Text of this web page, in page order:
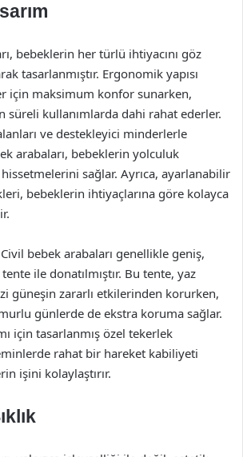
bebeklerin her türlü ihtiyacını göz
tasarlanmıştır. Ergonomik yapısı
için maksimum konfor sunarken,
süreli kullanımlarda dahi rahat ederler.
ve destekleyici minderlerle
arabaları, bebeklerin yolculuk
hissetmelerini sağlar. Ayrıca, ayarlanabilir
bebeklerin ihtiyaçlarına göre kolayca
Civil bebek arabaları genellikle geniş,
ile donatılmıştır. Bu tente, yaz
güneşin zararlı etkilerinden korurken,
günlerde de ekstra koruma sağlar.
için tasarlanmış özel tekerlek
rahat bir hareket kabiliyeti
işini kolaylaştırır.